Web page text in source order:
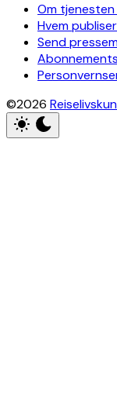
Om
Hvem
Send
©2026